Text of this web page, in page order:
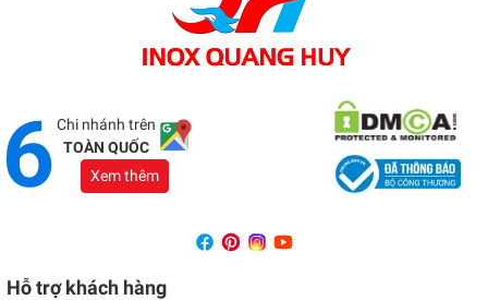
Showroom Đồng Nai
Địa chỉ: 1066 - QL 51 Tổ 3- Ấp Đồng- Phước Tân-
Chi nhánh trên
TOÀN QUỐC
Xem thêm
Hỗ trợ khách hàng